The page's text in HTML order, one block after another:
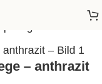
– anthrazit
– anthrazit